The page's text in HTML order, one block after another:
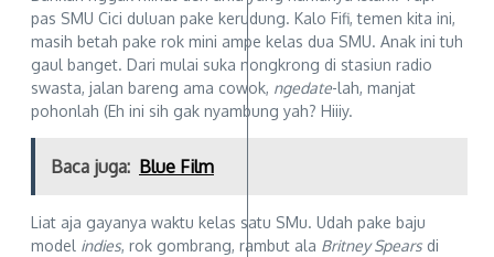
pas SMU Cici duluan pake kerudung. Kalo Fifi, temen kita ini,
masih betah pake rok mini ampe kelas dua SMU. Anak ini tuh
gaul banget. Dari mulai suka nongkrong di stasiun radio
swasta, jalan bareng ama cowok, ngedate-lah, manjat
pohonlah (Eh ini sih gak nyambung yah? Hiiiy.
Baca juga: Blue Film
Liat aja gayanya waktu kelas satu SMu. Udah pake baju
model indies, rok gombrang, rambut ala Britney Spears di